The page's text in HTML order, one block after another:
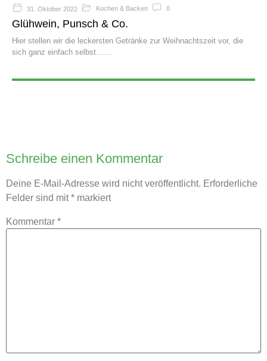
31. Oktober 2022 Kochen & Backen 0
Glühwein, Punsch & Co.
Hier stellen wir die leckersten Getränke zur Weihnachtszeit vor, die
sich ganz einfach selbst…
Schreibe einen Kommentar
Deine E-Mail-Adresse wird nicht veröffentlicht. Erforderliche
Felder sind mit* markiert
Kommentar *